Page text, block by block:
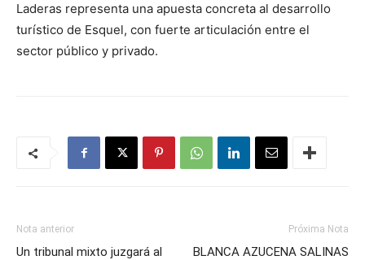
Laderas representa una apuesta concreta al desarrollo
turístico de Esquel, con fuerte articulación entre el
sector público y privado.
Nota anterior
Un tribunal mixto juzgará al
Próxima Nota
BLANCA AZUCENA SALINAS